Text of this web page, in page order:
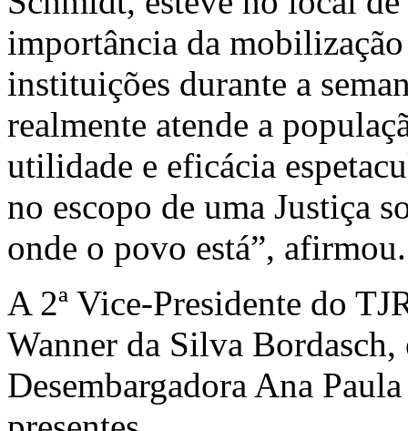
importância da
instituições durante a
realmente atende a
utilidade e eficácia
no escopo de uma Justiça
onde o povo está”, afirmou.
A 2ª Vice-Presidente do
Wanner da Silva Bordasch,
Desembargadora Ana